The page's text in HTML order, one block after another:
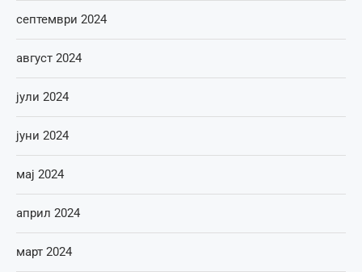
септември 2024
август 2024
јули 2024
јуни 2024
мај 2024
април 2024
март 2024